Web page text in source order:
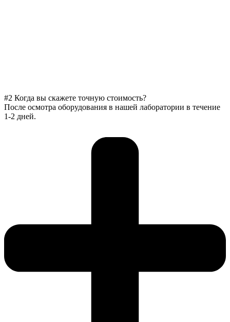
#2 Когда вы скажете точную стоимость?
После осмотра оборудования в нашей лаборатории в течение
1-2 дней.